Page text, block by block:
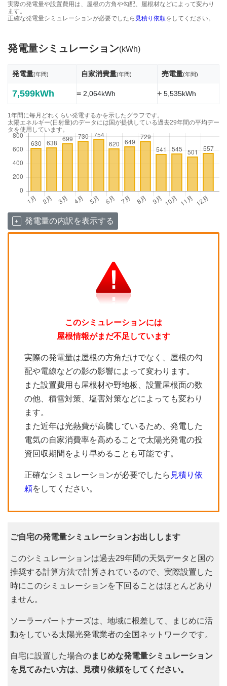
実際の発電量や設置費用は、屋根の方角や勾配、屋根材などによって変わり
ます。
正確な発電量シミュレーションが必要でしたら 見積り依頼をしてください。
発電量シミュレーション(kWh)
発電量(年間) 自家消費量(年間) 売電量(年間)
7,599kWh =2,064kWh +5,535kWh
1年間に毎月どれくらい発電するかを示したグラフです。
太陽エネルギー(日射量)のデータには国が提供している過去29年間の平均デー
タを使用しています。
発電量の内訳を表示する
このシミュレーションには
屋根情報がまだ不足しています
実際の発電量は屋根の方角だけでなく、屋根の勾
配や電線などの影の影響によって変わります。
また設置費用も屋根材や野地板、設置屋根面の数
の他、積雪対策、塩害対策などによっても変わり
ます。
また近年は光熱費が高騰しているため、発電した
電気の自家消費率を高めることで太陽光発電の投
資回収期間をより早めることも可能です。
正確なシミュレーションが必要でしたら 見積り依
頼をしてください。
ご自宅の発電量シミュレーションお出しします
このシミュレーションは過去29年間の天気データと国の
推奨する計算方法で計算されているので、実際設置した
時にこのシミュレーションを下回ることはほとんどあり
ません。
ソーラーパートナーズは、地域に根差して、まじめに活
動をしている太陽光発電業者の全国ネットワークです。
自宅に設置した場合のまじめな発電量シミュレーション
を見てみたい方は、見積り依頼をしてください。